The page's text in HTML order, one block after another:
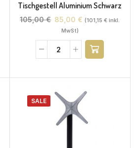
Tischgestell Aluminium Schwarz
105,00€ 85,00 € (101,15€ inkl.
MwSt)
SALE